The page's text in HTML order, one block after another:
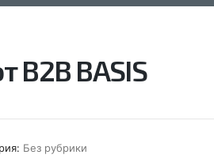
B2B BASIS
Без рубрики